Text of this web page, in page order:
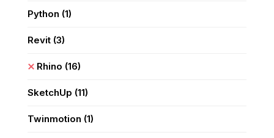
Python (1)
Revit (3)
Rhino (16)
SketchUp (11)
Twinmotion (1)